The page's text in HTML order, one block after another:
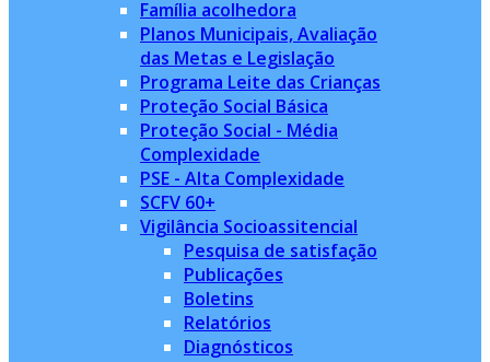
Família acolhedora
Planos Municipais, Avaliação
das Metas e Legislação
Programa Leite das Crianças
Proteção Social Básica
Proteção Social - Média
Complexidade
PSE - Alta Complexidade
SCFV 60+
Vigilância Socioassitencial
Pesquisa de satisfação
Publicações
Boletins
Relatórios
Diagnósticos